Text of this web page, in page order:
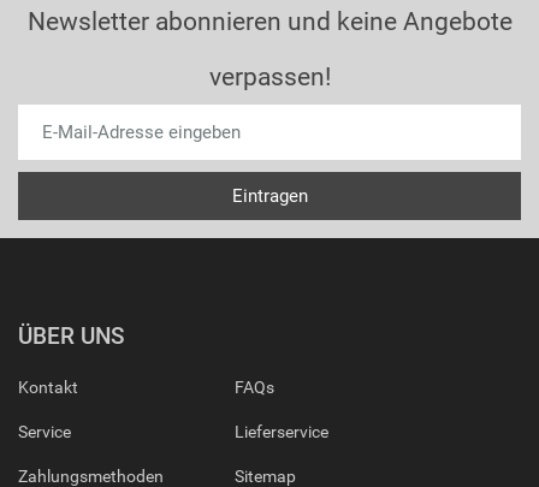
Newsletter abonnieren und keine Angebote
verpassen!
ÜBER UNS
Kontakt
Service
Zahlungsmethoden
FAQs
Lieferservice
Sitemap